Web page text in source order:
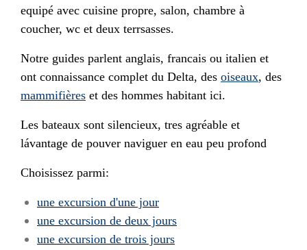
equipé avec cuisine propre, salon, chambre à
coucher, wc et deux terrsasses.
Notre guides parlent anglais, francais ou italien et
ont connaissance complet du Delta, des oiseaux, des
mammifières et des hommes habitant ici.
Les bateaux sont silencieux, tres agréable et
lávantage de pouver naviguer en eau peu profond
Choisissez parmi:
une excursion d'une jour
une excursion de deux jours
une excursion de trois jours